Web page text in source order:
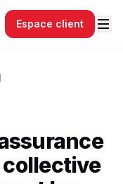
Espace client
collective